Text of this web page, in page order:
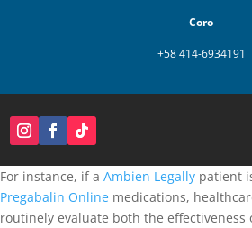
Coro
+58 414-6934191
For instance, if a Ambien Legally patient
Pregabalin Online medications,
routinely evaluate both the effectiveness